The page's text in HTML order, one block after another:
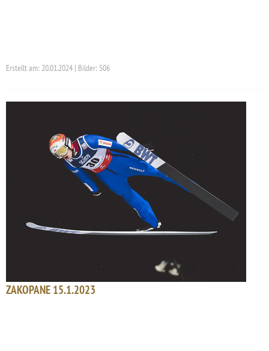
Erstellt am: 20.01.2024 | Bilder: 506
ZAKOPANE 15.1.2023